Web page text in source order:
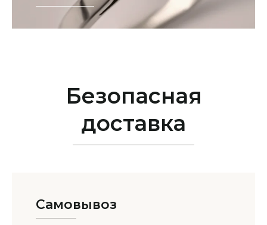
Безопасная
доставка
Самовывоз